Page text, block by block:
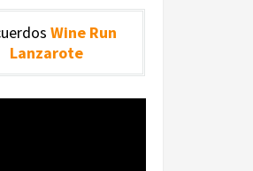
Wine Run
Lanzarote